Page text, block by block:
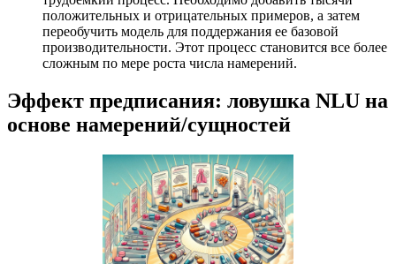
положительных и отрицательных примеров, а затем
переобучить модель для поддержания ее базовой
производительности. Этот процесс становится все более
сложным по мере роста числа намерений.
Эффект предписания: ловушка NLU на
основе намерений/сущностей